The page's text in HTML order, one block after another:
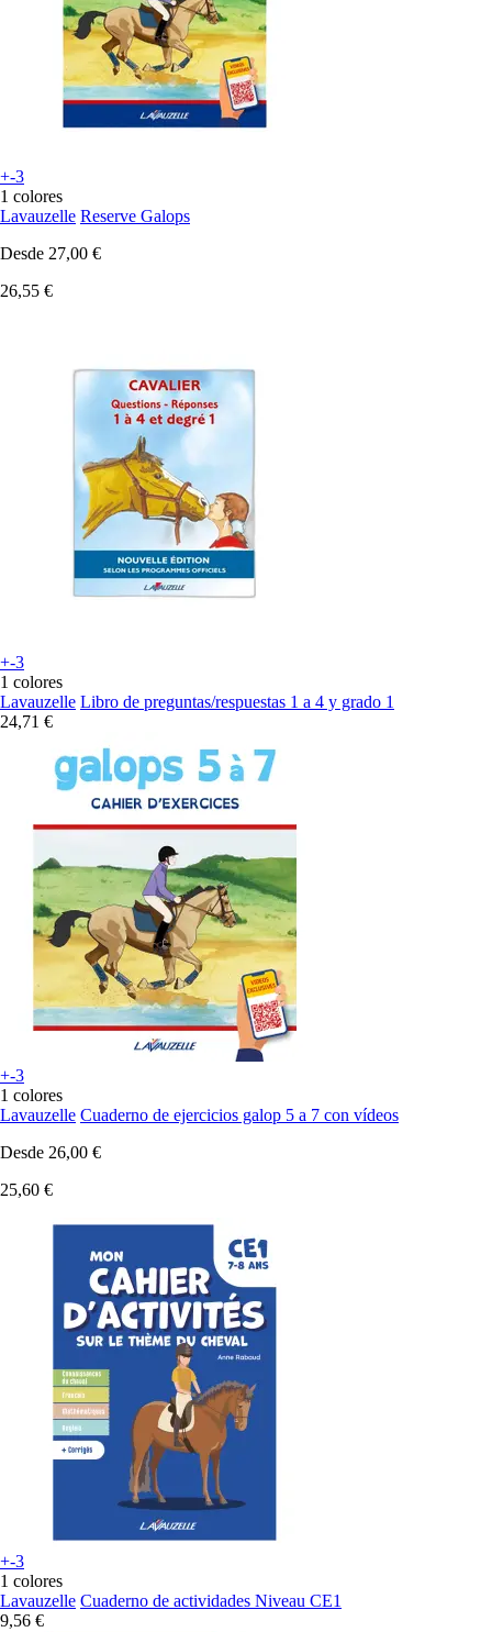
+-3
1 colores
Lavauzelle Reserve Galops
Desde 27,00 €
26,55 €
+-3
1 colores
Lavauzelle Libro de preguntas/respuestas 1 a 4 y grado 1
24,71 €
+-3
1 colores
Lavauzelle Cuaderno de ejercicios galop 5 a 7 con vídeos
Desde 26,00 €
25,60 €
+-3
1 colores
Lavauzelle Cuaderno de actividades Niveau CE1
9,56 €